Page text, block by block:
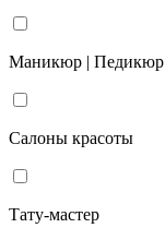
Маникюр | Педикюр
Салоны красоты
Тату-мастер